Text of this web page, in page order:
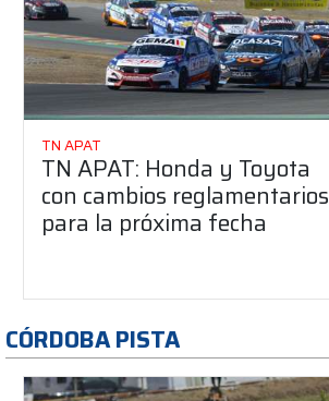
TN APAT
TN APAT: Honda y Toyota
con cambios reglamentarios
para la próxima fecha
CÓRDOBA PISTA